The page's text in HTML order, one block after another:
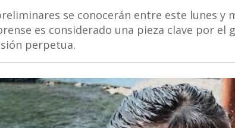
se conocerán entre este lunes
es considerado una pieza clave por
perpetua.